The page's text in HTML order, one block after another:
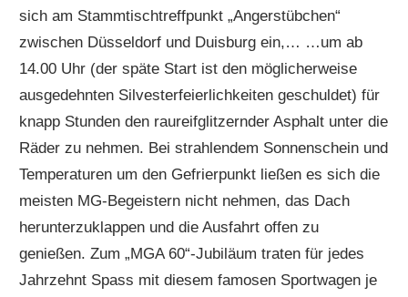
sich am Stammtischtreffpunkt „Angerstübchen“
zwischen Düsseldorf und Duisburg ein,… …um ab
14.00 Uhr (der späte Start ist den möglicherweise
ausgedehnten Silvesterfeierlichkeiten geschuldet) für
knapp Stunden den raureifglitzernder Asphalt unter die
Räder zu nehmen. Bei strahlendem Sonnenschein und
Temperaturen um den Gefrierpunkt ließen es sich die
meisten MG-Begeistern nicht nehmen, das Dach
herunterzuklappen und die Ausfahrt offen zu
genießen. Zum „MGA 60“-Jubiläum traten für jedes
Jahrzehnt Spass mit diesem famosen Sportwagen je